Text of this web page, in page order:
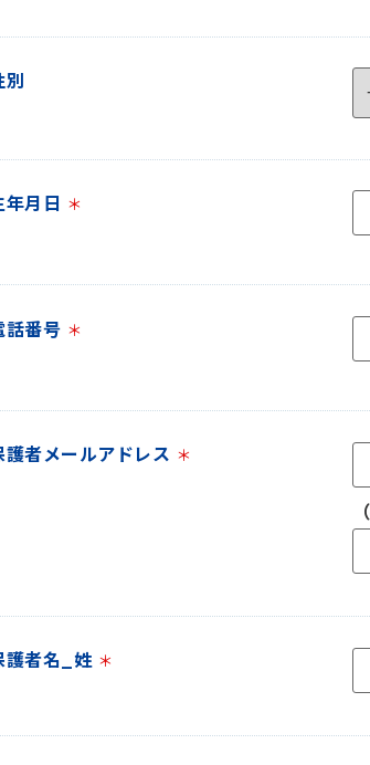
別
年月日 ＊
話番号 ＊
護者メールアドレス ＊
護者名_姓 ＊